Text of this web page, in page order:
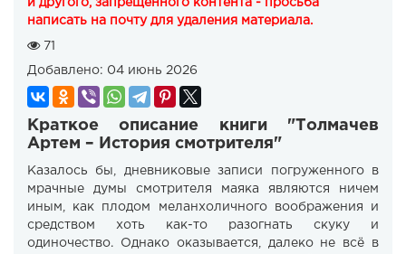
и другого, запрещенного контента - просьба
написать на почту для удаления материала.
71
Добавлено: 04 июнь 2026
Краткое описание книги "Толмачев
Артем – История смотрителя"
Казалось бы, дневниковые записи погруженного в
мрачные думы смотрителя маяка являются ничем
иным, как плодом меланхоличного воображения и
средством хоть как-то разогнать скуку и
одиночество. Однако оказывается, далеко не всё в